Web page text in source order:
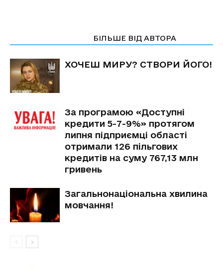
БІЛЬШЕ ВІД АВТОРА
ХОЧЕШ МИРУ? СТВОРИ ЙОГО!
За програмою «Доступні
кредити 5-7-9%» протягом
липня підприємці області
отримали 126 пільгових
кредитів на суму 767,13 млн
гривень
Загальнонаціональна хвилина
мовчання!